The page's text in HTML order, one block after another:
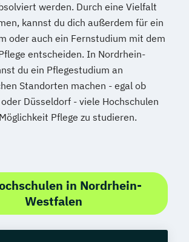
werden. Durch eine Vielfalt
kannst du dich außerdem für ein
oder auch ein Fernstudium mit dem
entscheiden. In Nordrhein-
du ein Pflegestudium an
Standorten machen - egal ob
Düsseldorf - viele Hochschulen
Pflege zu studieren.
in Nordrhein-
Westfalen